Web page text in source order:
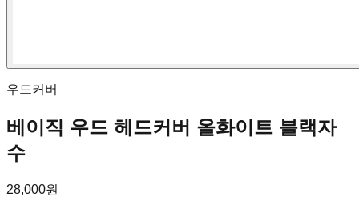
우드커버
베이직 우드 헤드커버 올화이트 블랙자
수
28,000원